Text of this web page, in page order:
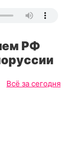
РФ
Всё за сегодня